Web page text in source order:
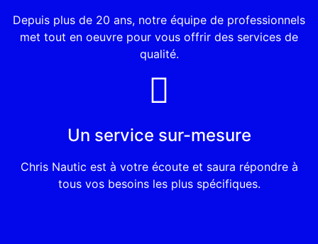
Depuis plus de 20 ans, notre équipe de professionnels
met tout en oeuvre pour vous offrir des services de
qualité.
Un service sur-mesure
Chris Nautic est à votre écoute et saura répondre à
tous vos besoins les plus spécifiques.